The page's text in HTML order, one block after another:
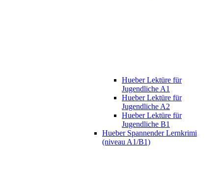
Hueber Lektüre für
Jugendliche A1
Hueber Lektüre für
Jugendliche A2
Hueber Lektüre für
Jugendliche B1
Hueber Spannender Lernkrimi
(niveau A1/B1)